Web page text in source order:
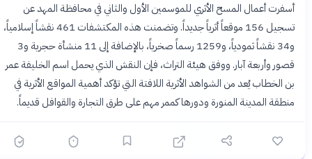
أسفرت أعمال المسح الأثري للموسمين الأول والثاني في محافظة المهد عن
تسجيل 156 موقعاً أثرياً جديداً. وتضمنت هذه المكتشفات 461 نقشاً إسلامياً،
و34 نقشاً ثمودياً، و1259 رسماً صخرياً، بالإضافة إلى 11 منشأة حجرية و3
قصور وأربعة آبار. ووفق هيئة التراث، فإن النقش الذي يحمل اسم الخليفة عمر
بن الخطاب يُعد من الشواهد الأثرية اللافتة التي تؤكد أهمية المواقع الأثرية في
منطقة المدينة المنورة ودورها كممر مهم على طرق التجارة والقوافل قديماً.